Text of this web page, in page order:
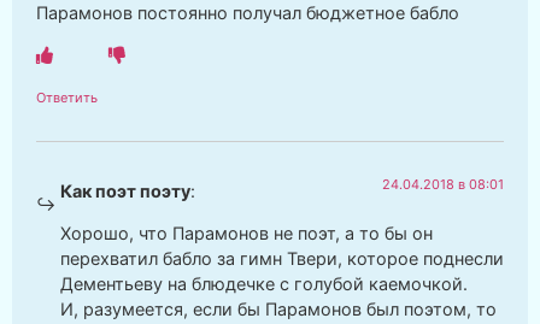
Парамонов постоянно получал бюджетное бабло
Ответить
Как поэт поэту: 24.04.2018 в 08:01
Хорошо, что Парамонов не поэт, а то бы он
перехватил бабло за гимн Твери, которое поднесли
Дементьеву на блюдечке с голубой каемочкой.
И, разумеется, если бы Парамонов был поэтом, то